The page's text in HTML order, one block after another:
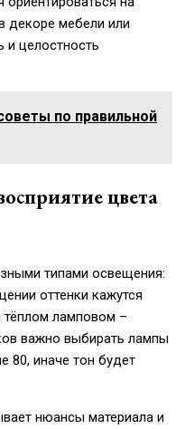
декоре мебели или
и целостность
по правильной
цвета
типами освещения:
оттенки кажутся
тёплом ламповом –
важно выбирать лампы
80, иначе тон будет
нюансы материала и